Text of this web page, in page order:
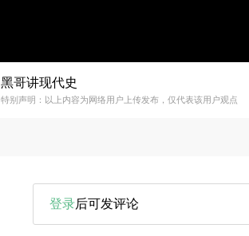
黑哥讲现代史
特别声明：以上内容为网络用户上传发布，仅代表该用户观点
登录后可发评论